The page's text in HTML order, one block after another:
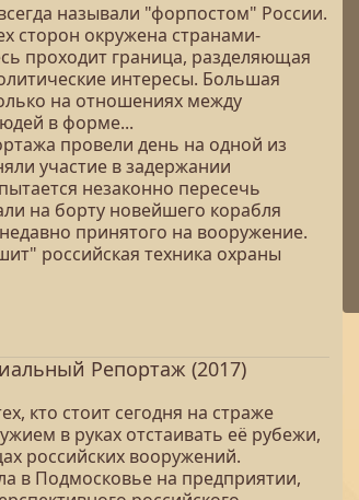
называли "форпостом" России.
сторон окружена странами-
проходит граница, разделяющая
интересы. Большая
на отношениях между
в форме...
провели день на одной из
участие в задержании
незаконно пересечь
на борту новейшего корабля
принятого на вооружение.
российская техника охраны
Репортаж (2017)
кто стоит сегодня на страже
в руках отстаивать её рубежи,
российских вооружений.
в Подмосковье на предприятии,